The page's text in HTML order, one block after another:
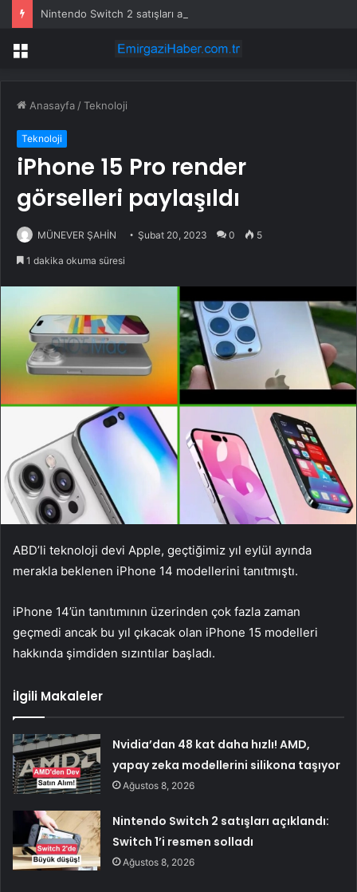
Menü
Anasayfa /Teknoloji
Teknoloji
iPhone 15 Pro render
görselleri paylaşıldı
MÜNEVER ŞAHİN Şubat 20, 2023 0 5
1 dakika okuma süresi
ABD’li teknoloji devi Apple, geçtiğimiz yıl eylül ayında
merakla beklenen iPhone 14 modellerini tanıtmıştı.
iPhone 14’ün tanıtımının üzerinden çok fazla zaman
geçmedi ancak bu yıl çıkacak olan iPhone 15 modelleri
hakkında şimdiden sızıntılar başladı.
İlgili Makaleler
Nvidia’dan 48 kat daha hızlı! AMD,
yapay zeka modellerini silikona taşıyor
Ağustos 8, 2026
Nintendo Switch 2 satışları açıklandı:
Switch 1’i resmen solladı
Ağustos 8, 2026